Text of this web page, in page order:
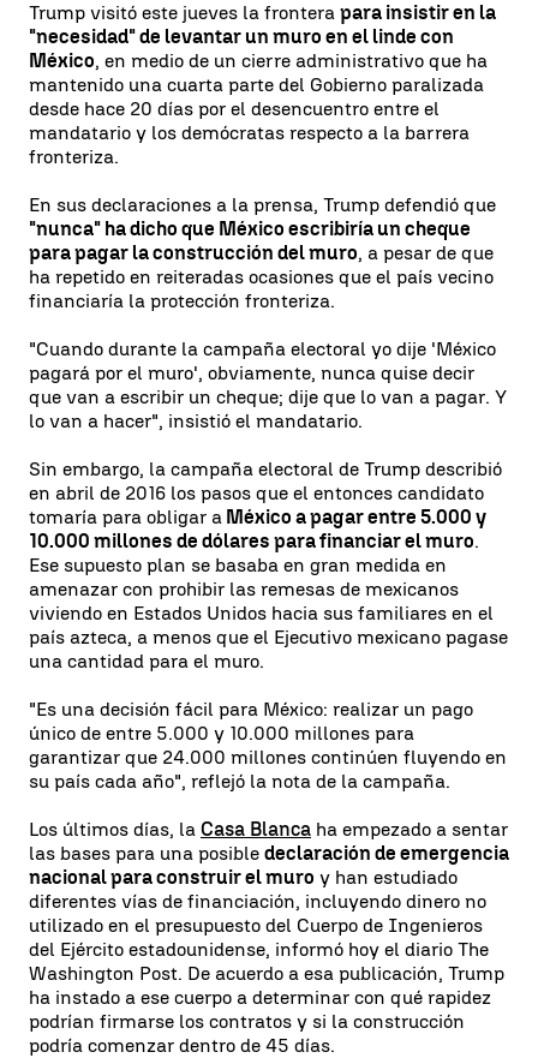
Trump visitó este jueves la frontera para insistir en la
"necesidad" de levantar un muro en el linde con
México, en medio de un cierre administrativo que ha
mantenido una cuarta parte del Gobierno paralizada
desde hace 20 días por el desencuentro entre el
mandatario y los demócratas respecto a la barrera
fronteriza.
En sus declaraciones a la prensa, Trump defendió que
"nunca" ha dicho que México escribiría un cheque
para pagar la construcción del muro, a pesar de que
ha repetido en reiteradas ocasiones que el país vecino
financiaría la protección fronteriza.
"Cuando durante la campaña electoral yo dije 'México
pagará por el muro', obviamente, nunca quise decir
que van a escribir un cheque; dije que lo van a pagar. Y
lo van a hacer", insistió el mandatario.
Sin embargo, la campaña electoral de Trump describió
en abril de 2016 los pasos que el entonces candidato
tomaría para obligar a México a pagar entre 5.000 y
10.000 millones de dólares para financiar el muro.
Ese supuesto plan se basaba en gran medida en
amenazar con prohibir las remesas de mexicanos
viviendo en Estados Unidos hacia sus familiares en el
país azteca, a menos que el Ejecutivo mexicano pagase
una cantidad para el muro.
"Es una decisión fácil para México: realizar un pago
único de entre 5.000 y 10.000 millones para
garantizar que 24.000 millones continúen fluyendo en
su país cada año", reflejó la nota de la campaña.
Los últimos días, la Casa Blanca ha empezado a sentar
las bases para una posible declaración de emergencia
nacional para construir el muro y han estudiado
diferentes vías de financiación, incluyendo dinero no
utilizado en el presupuesto del Cuerpo de Ingenieros
del Ejército estadounidense, informó hoy el diario The
Washington Post. De acuerdo a esa publicación, Trump
ha instado a ese cuerpo a determinar con qué rapidez
podrían firmarse los contratos y si la construcción
podría comenzar dentro de 45 días.